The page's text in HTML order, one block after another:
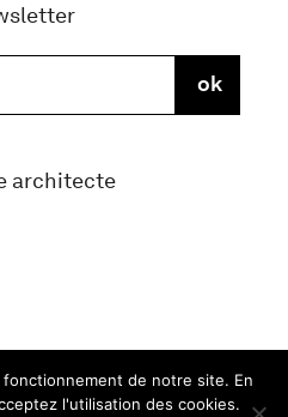
architecte
de notre site. En
l'utilisation des cookies.